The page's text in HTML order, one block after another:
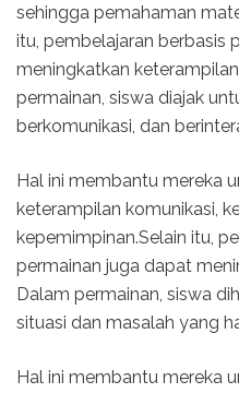
sehingga pemahaman
itu, pembelajaran berbasis
meningkatkan
permainan, siswa diajak
berkomunikasi, dan
Hal ini membantu mereka
keterampilan komunikasi,
kepemimpinan.Selain itu,
permainan juga dapat
Dalam permainan, siswa
situasi dan masalah yang
Hal ini membantu mereka